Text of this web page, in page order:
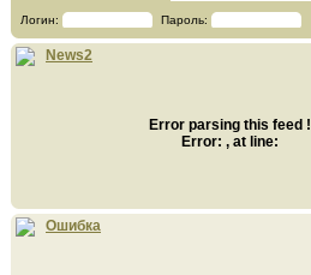
Логин: Пароль:
News2
Error parsing this feed !
Error: , at line:
Ошибка